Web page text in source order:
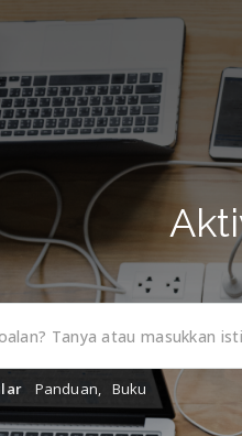
Panduan, Buku